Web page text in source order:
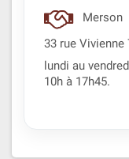
Merson
33 rue Vivienne
lundi au
10h à 17h45.